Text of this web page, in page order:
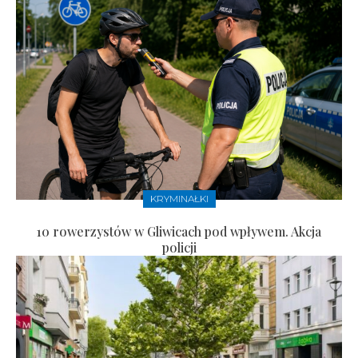
KRYMINAŁKI
10 rowerzystów w Gliwicach pod wpływem. Akcja
policji